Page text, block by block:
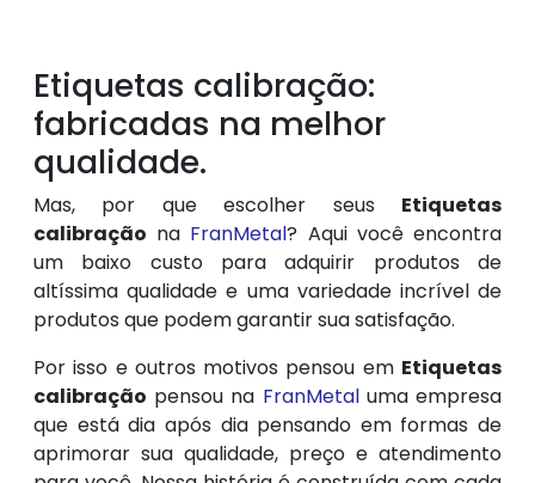
Etiquetas calibração:
fabricadas na melhor
qualidade.
Mas, por que escolher seus Etiquetas
calibração na FranMetal? Aqui você encontra
um baixo custo para adquirir produtos de
altíssima qualidade e uma variedade incrível de
produtos que podem garantir sua satisfação.
Por isso e outros motivos pensou em Etiquetas
calibração pensou na FranMetaluma empresa
que está dia após dia pensando em formas de
aprimorar sua qualidade, preço e atendimento